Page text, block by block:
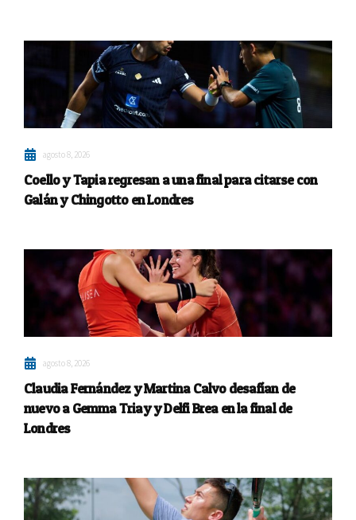
agosto 8, 2026
Coello y Tapia regresan a una final para citarse con
Galán y Chingotto en Londres
agosto 8, 2026
Claudia Fernández y Martina Calvo desafían de
nuevo a Gemma Triay y Delfi Brea en la final de
Londres